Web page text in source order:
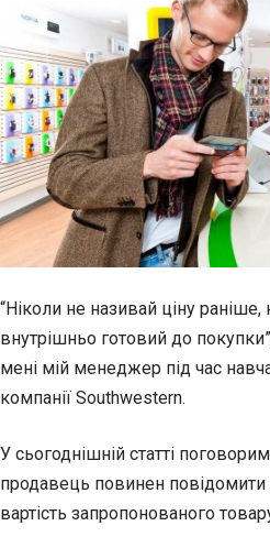
“Ніколи не називай ціну
внутрішньо готовий до
мені мій менеджер під час
компанії Southwestern.
У сьогоднішній статті
продавець повинен повідомити
вартість запропонованого